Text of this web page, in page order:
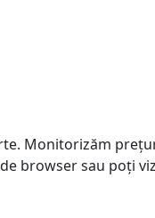
Monitorizăm
browser sau poți